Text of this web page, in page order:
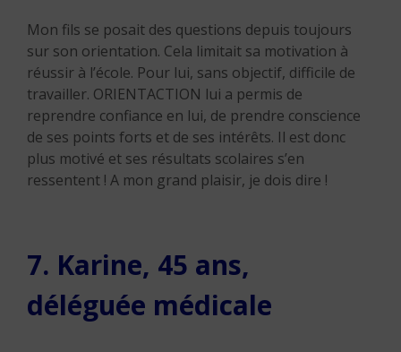
Mon fils se posait des questions depuis toujours
sur son orientation. Cela limitait sa motivation à
réussir à l’école. Pour lui, sans objectif, difficile de
travailler. ORIENTACTION lui a permis de
reprendre confiance en lui, de prendre conscience
de ses points forts et de ses intérêts. Il est donc
plus motivé et ses résultats scolaires s’en
ressentent ! A mon grand plaisir, je dois dire !
7. Karine, 45 ans,
déléguée médicale